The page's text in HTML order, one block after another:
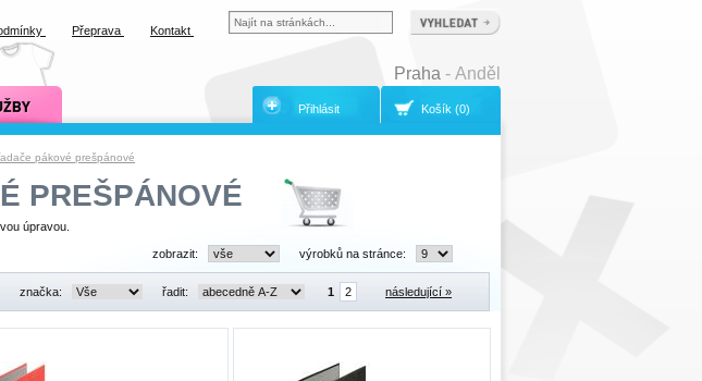
pákové prešpánové
PREŠPÁNOVÉ
úpravou.
zobrazit: výrobků na stránce:
značka: řadit: 1 2 následující »
Přeprava Kontakt
Praha - Anděl
Košík (0)
Přihlásit